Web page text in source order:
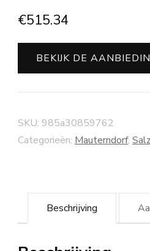
€515.34
BEKIJK DE
SKU: 985a30859762
Categorieën: Mauterndorf,
Beschrijving